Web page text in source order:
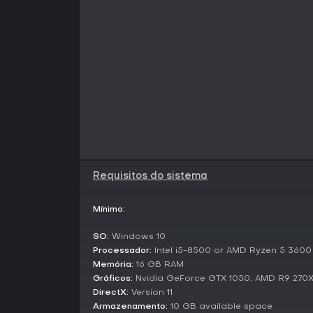
Requisitos do sistema
Mínimo:
SO: Windows 10
Processador: Intel i5-8500 or AMD Ryzen 5 3600
Memória: 16 GB RAM
Gráficos: Nvidia GeForce GTX 1050, AMD R9
DirectX: Version 11
Armazenamento: 10 GB available space